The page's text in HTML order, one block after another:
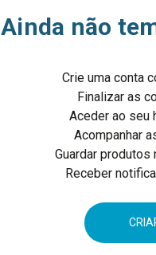
Ainda não
Crie uma conta
Finalizar as
Aceder ao seu
Acompanhar
Guardar
Receber